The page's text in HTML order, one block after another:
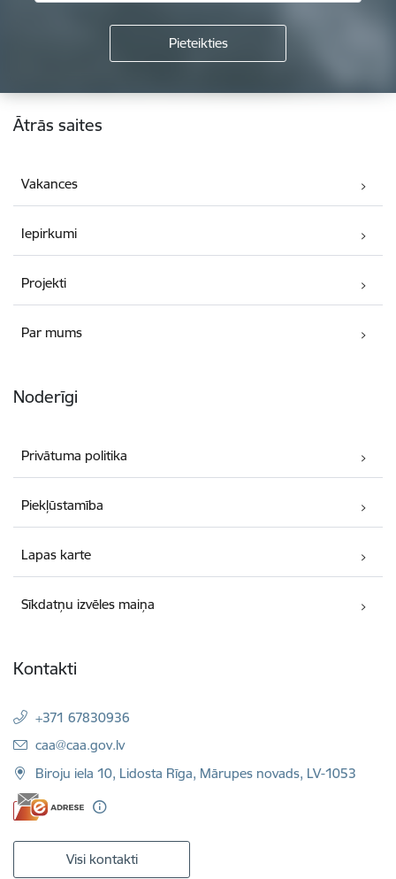
Kājene
Ātrās saites
Vakances
Iepirkumi
Projekti
Par mums
Noderīgi
Privātuma politika
Piekļūstamība
Lapas karte
Sīkdatņu izvēles maiņa
Kontakti
+371 67830936
E-pasts:
caa@caa.gov.lv
Biroju iela 10, Lidosta Rīga, Mārupes novads, LV-1053
Visi kontakti